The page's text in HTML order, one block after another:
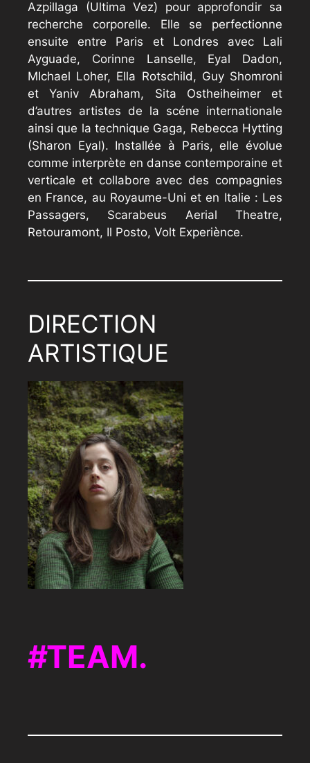
Azpillaga (Ultima Vez) pour approfondir sa
recherche corporelle. Elle se perfectionne
ensuite entre Paris et Londres avec Lali
Ayguade, Corinne Lanselle, Eyal Dadon,
MIchael Loher, Ella Rotschild, Guy Shomroni
et Yaniv Abraham, Sita Ostheiheimer et
d’autres artistes de la scéne internationale
ainsi que la technique Gaga, Rebecca Hytting
(Sharon Eyal). Installée à Paris, elle évolue
comme interprète en danse contemporaine et
verticale et collabore avec des compagnies
en France, au Royaume-Uni et en Italie : Les
Passagers, Scarabeus Aerial Theatre,
Retouramont, Il Posto, Volt Experiènce.
DIRECTION
ARTISTIQUE
TEAM.